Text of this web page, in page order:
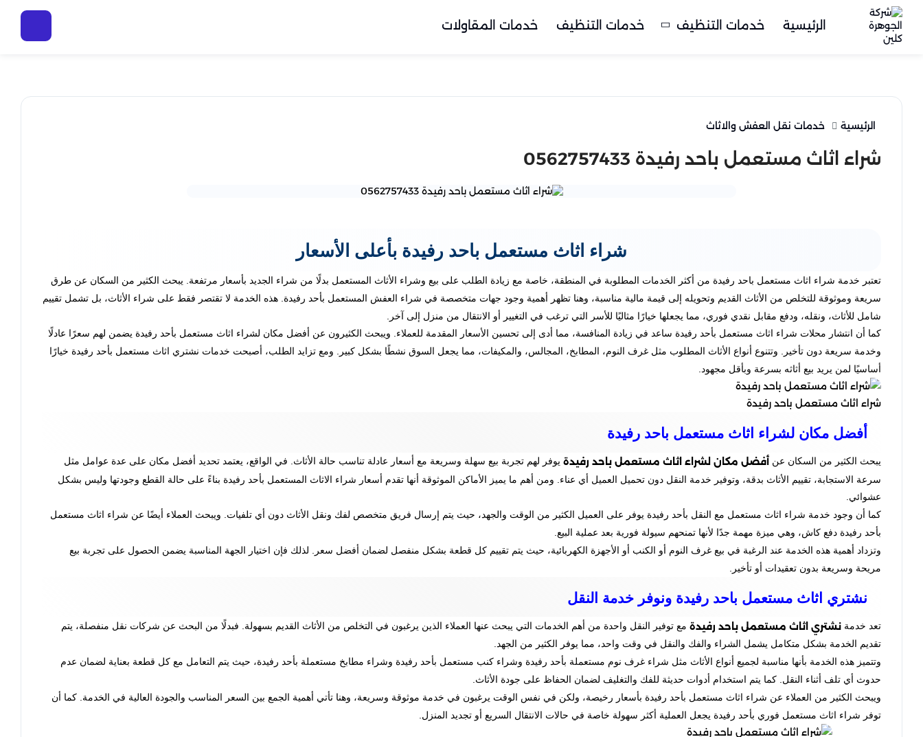
الرئيسية خدمات التنظيف خدمات التنظيف خدمات المقاولات
الرئيسية خدمات نقل العفش والاثاث
شراء اثاث مستعمل باحد رفيدة 0562757433
شراء اثاث مستعمل باحد رفيدة بأعلى الأسعار
تعتبر خدمة شراء اثاث مستعمل باحد رفيدة من أكثر الخدمات المطلوبة في المنطقة، خاصة مع زيادة الطلب على بيع وشراء الأثاث المستعمل بدلًا من شراء الجديد بأسعار مرتفعة. يبحث الكثير من السكان عن طرق
سريعة وموثوقة للتخلص من الأثاث القديم وتحويله إلى قيمة مالية مناسبة، وهنا تظهر أهمية وجود جهات متخصصة في شراء العفش المستعمل بأحد رفيدة. هذه الخدمة لا تقتصر فقط على شراء الأثاث، بل تشمل تقييم
شامل للأثاث، ونقله، ودفع مقابل نقدي فوري، مما يجعلها خيارًا مثاليًا للأسر التي ترغب في التغيير أو الانتقال من منزل إلى آخر.
كما أن انتشار محلات شراء اثاث مستعمل بأحد رفيدة ساعد في زيادة المنافسة، مما أدى إلى تحسين الأسعار المقدمة للعملاء. ويبحث الكثيرون عن أفضل مكان لشراء اثاث مستعمل بأحد رفيدة يضمن لهم سعرًا عادلًا
وخدمة سريعة دون تأخير. وتتنوع أنواع الأثاث المطلوب مثل غرف النوم، المطابخ، المجالس، والمكيفات، مما يجعل السوق نشطًا بشكل كبير. ومع تزايد الطلب، أصبحت خدمات نشتري اثاث مستعمل بأحد رفيدة خيارًا
أساسيًا لمن يريد بيع أثاثه بسرعة وبأقل مجهود.
شراء اثاث مستعمل باحد رفيدة
أفضل مكان لشراء اثاث مستعمل باحد رفيدة
يبحث الكثير من السكان عن أفضل مكان لشراء اثاث مستعمل باحد رفيدة يوفر لهم تجربة بيع سهلة وسريعة مع أسعار عادلة تناسب حالة الأثاث. في الواقع، يعتمد تحديد أفضل مكان على عدة عوامل مثل
سرعة الاستجابة، تقييم الأثاث بدقة، وتوفير خدمة النقل دون تحميل العميل أي عناء. ومن أهم ما يميز الأماكن الموثوقة أنها تقدم أسعار شراء الاثاث المستعمل بأحد رفيدة بناءً على حالة القطع وجودتها وليس بشكل
عشوائي.
كما أن وجود خدمة شراء اثاث مستعمل مع النقل بأحد رفيدة يوفر على العميل الكثير من الوقت والجهد، حيث يتم إرسال فريق متخصص لفك ونقل الأثاث دون أي تلفيات. ويبحث العملاء أيضًا عن شراء اثاث مستعمل
بأحد رفيدة دفع كاش، وهي ميزة مهمة جدًا لأنها تمنحهم سيولة فورية بعد عملية البيع.
وتزداد أهمية هذه الخدمة عند الرغبة في بيع غرف النوم أو الكنب أو الأجهزة الكهربائية، حيث يتم تقييم كل قطعة بشكل منفصل لضمان أفضل سعر. لذلك فإن اختيار الجهة المناسبة يضمن الحصول على تجربة بيع
مريحة وسريعة بدون تعقيدات أو تأخير.
نشتري اثاث مستعمل باحد رفيدة ونوفر خدمة النقل
تعد خدمة نشتري اثاث مستعمل باحد رفيدة مع توفير النقل واحدة من أهم الخدمات التي يبحث عنها العملاء الذين يرغبون في التخلص من الأثاث القديم بسهولة. فبدلًا من البحث عن شركات نقل منفصلة، يتم
تقديم الخدمة بشكل متكامل يشمل الشراء والفك والنقل في وقت واحد، مما يوفر الكثير من الجهد.
وتتميز هذه الخدمة بأنها مناسبة لجميع أنواع الأثاث مثل شراء غرف نوم مستعملة بأحد رفيدة وشراء كنب مستعمل بأحد رفيدة وشراء مطابخ مستعملة بأحد رفيدة، حيث يتم التعامل مع كل قطعة بعناية لضمان عدم
حدوث أي تلف أثناء النقل. كما يتم استخدام أدوات حديثة للفك والتغليف لضمان الحفاظ على جودة الأثاث.
ويبحث الكثير من العملاء عن شراء اثاث مستعمل بأحد رفيدة بأسعار رخيصة، ولكن في نفس الوقت يرغبون في خدمة موثوقة وسريعة، وهنا تأتي أهمية الجمع بين السعر المناسب والجودة العالية في الخدمة. كما أن
توفر شراء اثاث مستعمل فوري بأحد رفيدة يجعل العملية أكثر سهولة خاصة في حالات الانتقال السريع أو تجديد المنزل.